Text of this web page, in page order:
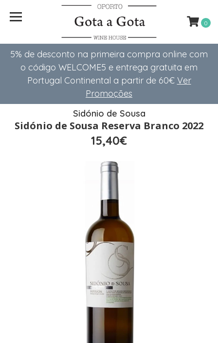
5% de desconto na primeira compra online com
o código WELCOME5 e entrega gratuita em
Portugal Continental a partir de 60€ Ver
Promoções
0
Sidónio de Sousa
Sidónio de Sousa Reserva Branco 2022
15,40€